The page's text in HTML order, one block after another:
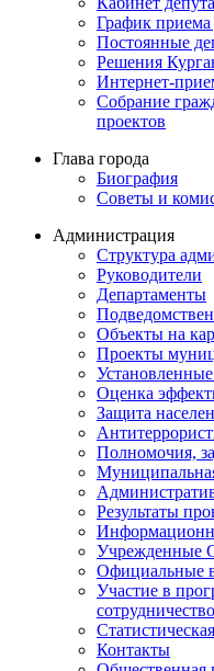
График приема
Постоянные
Решения
Интернет-
Собрание
проектов
Глава города
Биография
Советы и
Администрация
Структура
Руководители
Департаменты
Объекты на
Проекты
Оценка
Защита
Полномочия,
Результаты
Учрежденные
Официальные
Участие в
сотрудничество
Контакты